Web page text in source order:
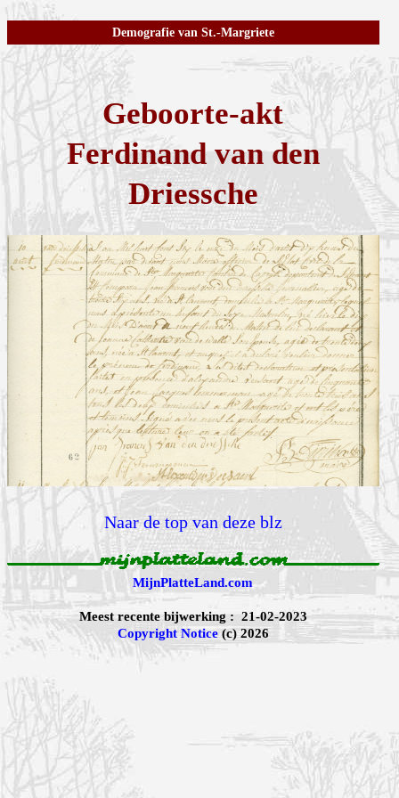
Demografie van St.-Margriete
Geboorte-akt
Ferdinand van den
Driessche
Naar de top van deze blz
MijnPlatteLand.com
Meest recente bijwerking : 21-02-2023
Copyright Notice(c) 2026